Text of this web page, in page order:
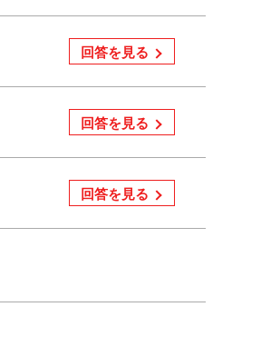
回答を見る
回答を見る
回答を見る